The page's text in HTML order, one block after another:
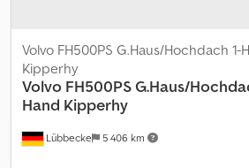
Lübbecke 5 406 km
Volvo FH500PS G.Haus/Hochdach 1-
Kipperhy
Volvo FH500PS G.Haus/
Hand Kipperhy